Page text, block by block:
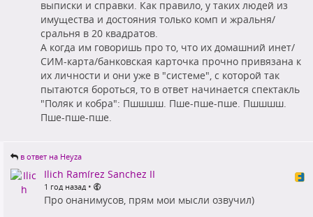
выписки и справки. Как правило, у таких людей из
имущества и достояния только комп и жральня/
сральня в 20 квадратов.
А когда им говоришь про то, что их домашний инет/
СИМ-карта/банковская карточка прочно привязана к
их личности и они уже в "системе", с которой так
пытаются бороться, то в ответ начинается спектакль
"Поляк и кобра": Пшшшш. Пше-пше-пше. Пшшшш.
Пше-пше-пше.
в ответ на Heyza
Ilich Ramírez Sanchez II
1 год назад •
Про онанимусов, прям мои мысли озвучил)